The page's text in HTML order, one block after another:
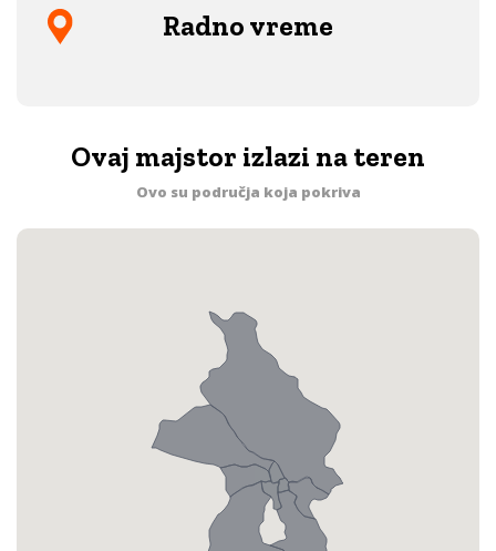
Radno vreme
Ovaj majstor izlazi na teren
Ovo su područja koja pokriva